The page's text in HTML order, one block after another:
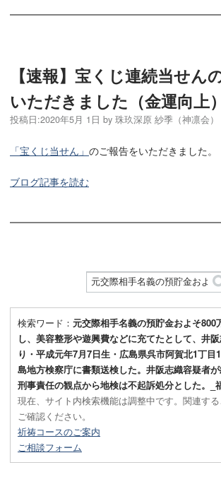
【速報】宝くじ連続当せん
いただきました（金運向上）
投稿日:2020年5月 1日 by 珠玖深原 紗季（神凛会）
「宝くじ当せん」 のご報告をいただきました。
ブログ記事を読む
検索ワード： 元交際相手名義の預貯金およそ800
し、美容整形や遊興費などに充てたとして、井
り・平成元年7月7日生・広島県呉市阿賀北1丁目
島地方検察庁に書類送検した。井阪志織容疑者
刑事責任の観点から地検は不起訴処分とした。_
現在、サイト内検索機能は調整中です。関連す
ご確認ください。
祈祷コースのご案内
ご相談フォーム